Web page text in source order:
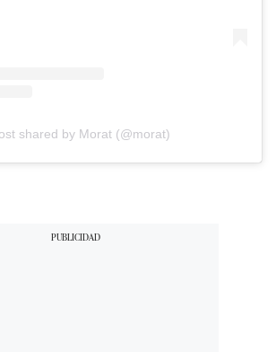
shared by Morat (@morat)